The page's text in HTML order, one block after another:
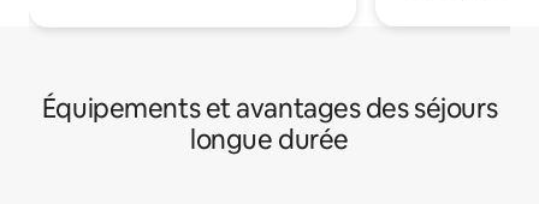
Équipements et avantages des séjours
longue durée